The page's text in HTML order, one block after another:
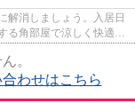
解消しましょう。入居日
る角部屋で涼しく快適に
。
わせはこちら